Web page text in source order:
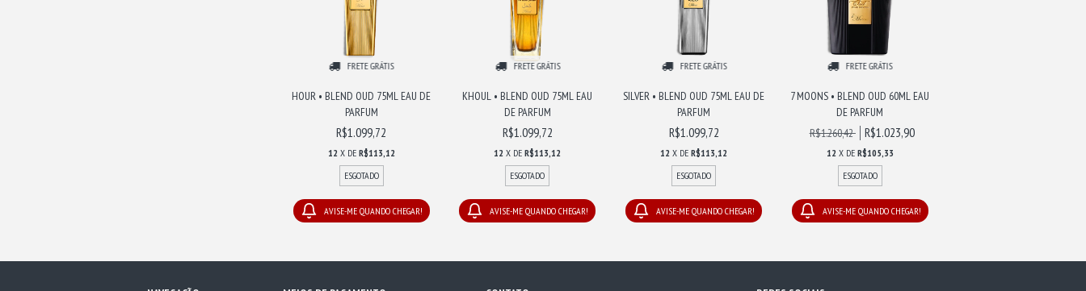
FRETE GRÁTIS
HOUR • BLEND OUD 75ML EAU DE
PARFUM
R$1.099,72
12 X DE R$113,12
ESGOTADO
AVISE-ME QUANDO CHEGAR!
FRETE GRÁTIS
KHOUL • BLEND OUD 75ML EAU
DE PARFUM
R$1.099,72
12 X DER$113,12
ESGOTADO
AVISE-ME QUANDO CHEGAR!
FRETE GRÁTIS
SILVER • BLEND OUD 75ML EAU DE
PARFUM
R$1.099,72
12 X DER$113,12
ESGOTADO
AVISE-ME QUANDO CHEGAR!
FRETE GRÁTIS
7 MOONS • BLEND OUD 60ML EAU
DE PARFUM
R$1.260,42
R$1.023,90
12 X DE R$105,33
ESGOTADO
AVISE-ME QUANDO CHEGAR!